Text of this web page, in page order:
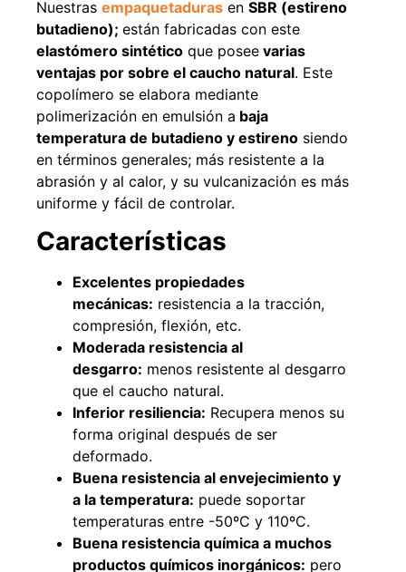
Nuestras empaquetaduras en SBR (estireno
butadieno); están fabricadas con este
elastómero sintético que posee varias
ventajas por sobre el caucho natural. Este
copolímero se elabora mediante
polimerización en emulsión a baja
temperatura de butadieno y estireno siendo
en términos generales; más resistente a la
abrasión y al calor, y su vulcanización es más
uniforme y fácil de controlar.
Características
Excelentes propiedades
mecánicas: resistencia a la tracción,
compresión, flexión, etc.
Moderada resistencia al
desgarro: menos resistente al desgarro
que el caucho natural.
Inferior resiliencia: Recupera menos su
forma original después de ser
deformado.
Buena resistencia al envejecimiento y
a la temperatura: puede soportar
temperaturas entre -50ºC y 110ºC.
Buena resistencia química a muchos
productos químicos inorgánicos: pero
Pasto sintético ornamental
Importado USA: Paradise
densidad 42mm Rollo
4,57*15,24mts
$1.427.544
Leer más
Apilador manual ancho
ajustable Capacidad 1tn Lev.
2,5mts
$
$1.167.990
Agregar al carrito
49%
Pasto sintético ornamental
Importado USA: Summer
densidad 35mm Rollo
4,57*30,48mts
$2.002.243
$ 1.021.490
Leer más
Empaquetadura 1/4" 6.4mm
hypalon sin tela 3 MPA
Agregar al carrito